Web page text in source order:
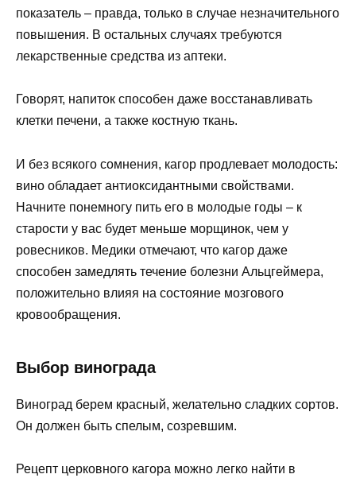
показатель – правда, только в случае незначительного
повышения. В остальных случаях требуются
лекарственные средства из аптеки.
Говорят, напиток способен даже восстанавливать
клетки печени, а также костную ткань.
И без всякого сомнения, кагор продлевает молодость:
вино обладает антиоксидантными свойствами.
Начните понемногу пить его в молодые годы – к
старости у вас будет меньше морщинок, чем у
ровесников. Медики отмечают, что кагор даже
способен замедлять течение болезни Альцгеймера,
положительно влияя на состояние мозгового
кровообращения.
Выбор винограда
Виноград берем красный, желательно сладких сортов.
Он должен быть спелым, созревшим.
Рецепт церковного кагора можно легко найти в